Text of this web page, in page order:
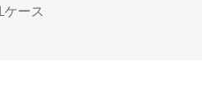
ケース